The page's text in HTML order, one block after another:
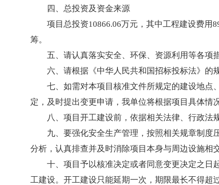
四、总投资及资金来源
项目总投资10866.06万元，其中工程建设费用
筹。
五、请认真落实安全、环保、资源利用等各项
六、请根据《中华人民共和国招标投标法》的
七、如需对本项目核准文件所规定的建设地点
定，及时提出变更申请，我单位将根据项目具体情
八、项目开工建设前，依据相关法律、行政
九、要强化安全生产管理，按照相关规章制度
分析，认真排查并及时消除项目本身与周边设施相
十、项目予以核准决定或者同意变更决定之日
工建设。开工建设只能延期一次，期限最长不得超